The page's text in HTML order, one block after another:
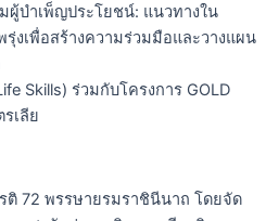
บำเพ็ญประโยชน์: แนวทางใน
งเพื่อสร้างความร่วมมือและวางแผน
Skills) ร่วมกับโครงการ GOLD
เลีย
ติ 72 พรรษายรมราชินีนาถ โดยจัด